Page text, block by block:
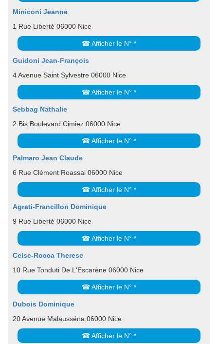
Miniconi Jeanne
1 Rue Liberté 06000 Nice
☎ Afficher le N° *
Guidoni Jean-François
4 Avenue Saint Sylvestre 06000 Nice
☎ Afficher le N° *
Sebbag Nathalie
2 Bis Boulevard Cimiez 06000 Nice
☎ Afficher le N° *
Palmaro Jean Claude
6 Rue Clément Roassal 06000 Nice
☎ Afficher le N° *
Agrati-Francillon Dominique
9 Rue Liberté 06000 Nice
☎ Afficher le N° *
Celse-Rocca Therese
10 Rue Tonduti De L'Escarène 06000 Nice
☎ Afficher le N° *
Dubois Dominique
20 Avenue Malausséna 06000 Nice
☎ Afficher le N° *